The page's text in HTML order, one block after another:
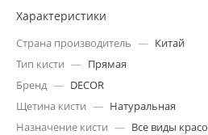
Характеристики
Страна производитель — Китай
Тип кисти — Прямая
Бренд — DECOR
Щетина кисти — Натуральная
Назначение кисти — Все виды